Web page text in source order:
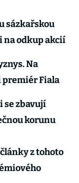
sázkařskou
odkup akcií
Na
premiér Fiala
se zbavují
korunu
z tohoto